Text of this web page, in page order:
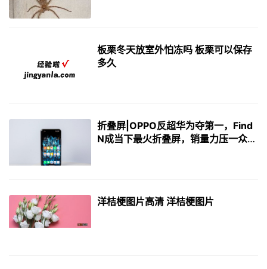
板栗冬天放室外怕冻吗 板栗可以保存
多久
折叠屏|OPPO反超华为夺第一，Find
N成当下最火折叠屏，销量力压一众竞
洋桔梗图片高清 洋桔梗图片